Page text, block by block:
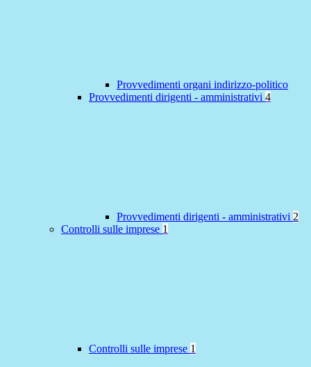
Provvedimenti organi indirizzo-politico
Provvedimenti dirigenti - amministrativi 4
Provvedimenti dirigenti - amministrativi 2
Controlli sulle imprese 1
Controlli sulle imprese 1